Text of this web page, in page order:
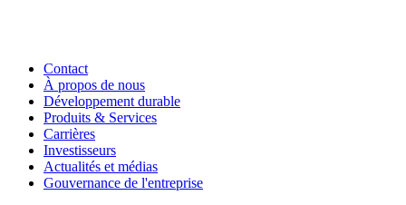
Contact
À propos de nous
Développement durable
Produits & Services
Carrières
Investisseurs
Actualités et médias
Gouvernance de l'entreprise